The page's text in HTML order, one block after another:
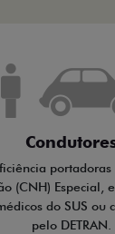
(CNH) Especial,
do SUS ou
pelo DETRAN.